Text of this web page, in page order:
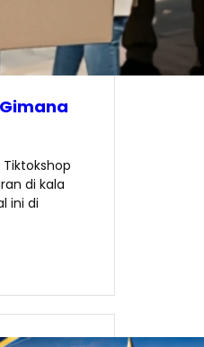
di kala
ini di